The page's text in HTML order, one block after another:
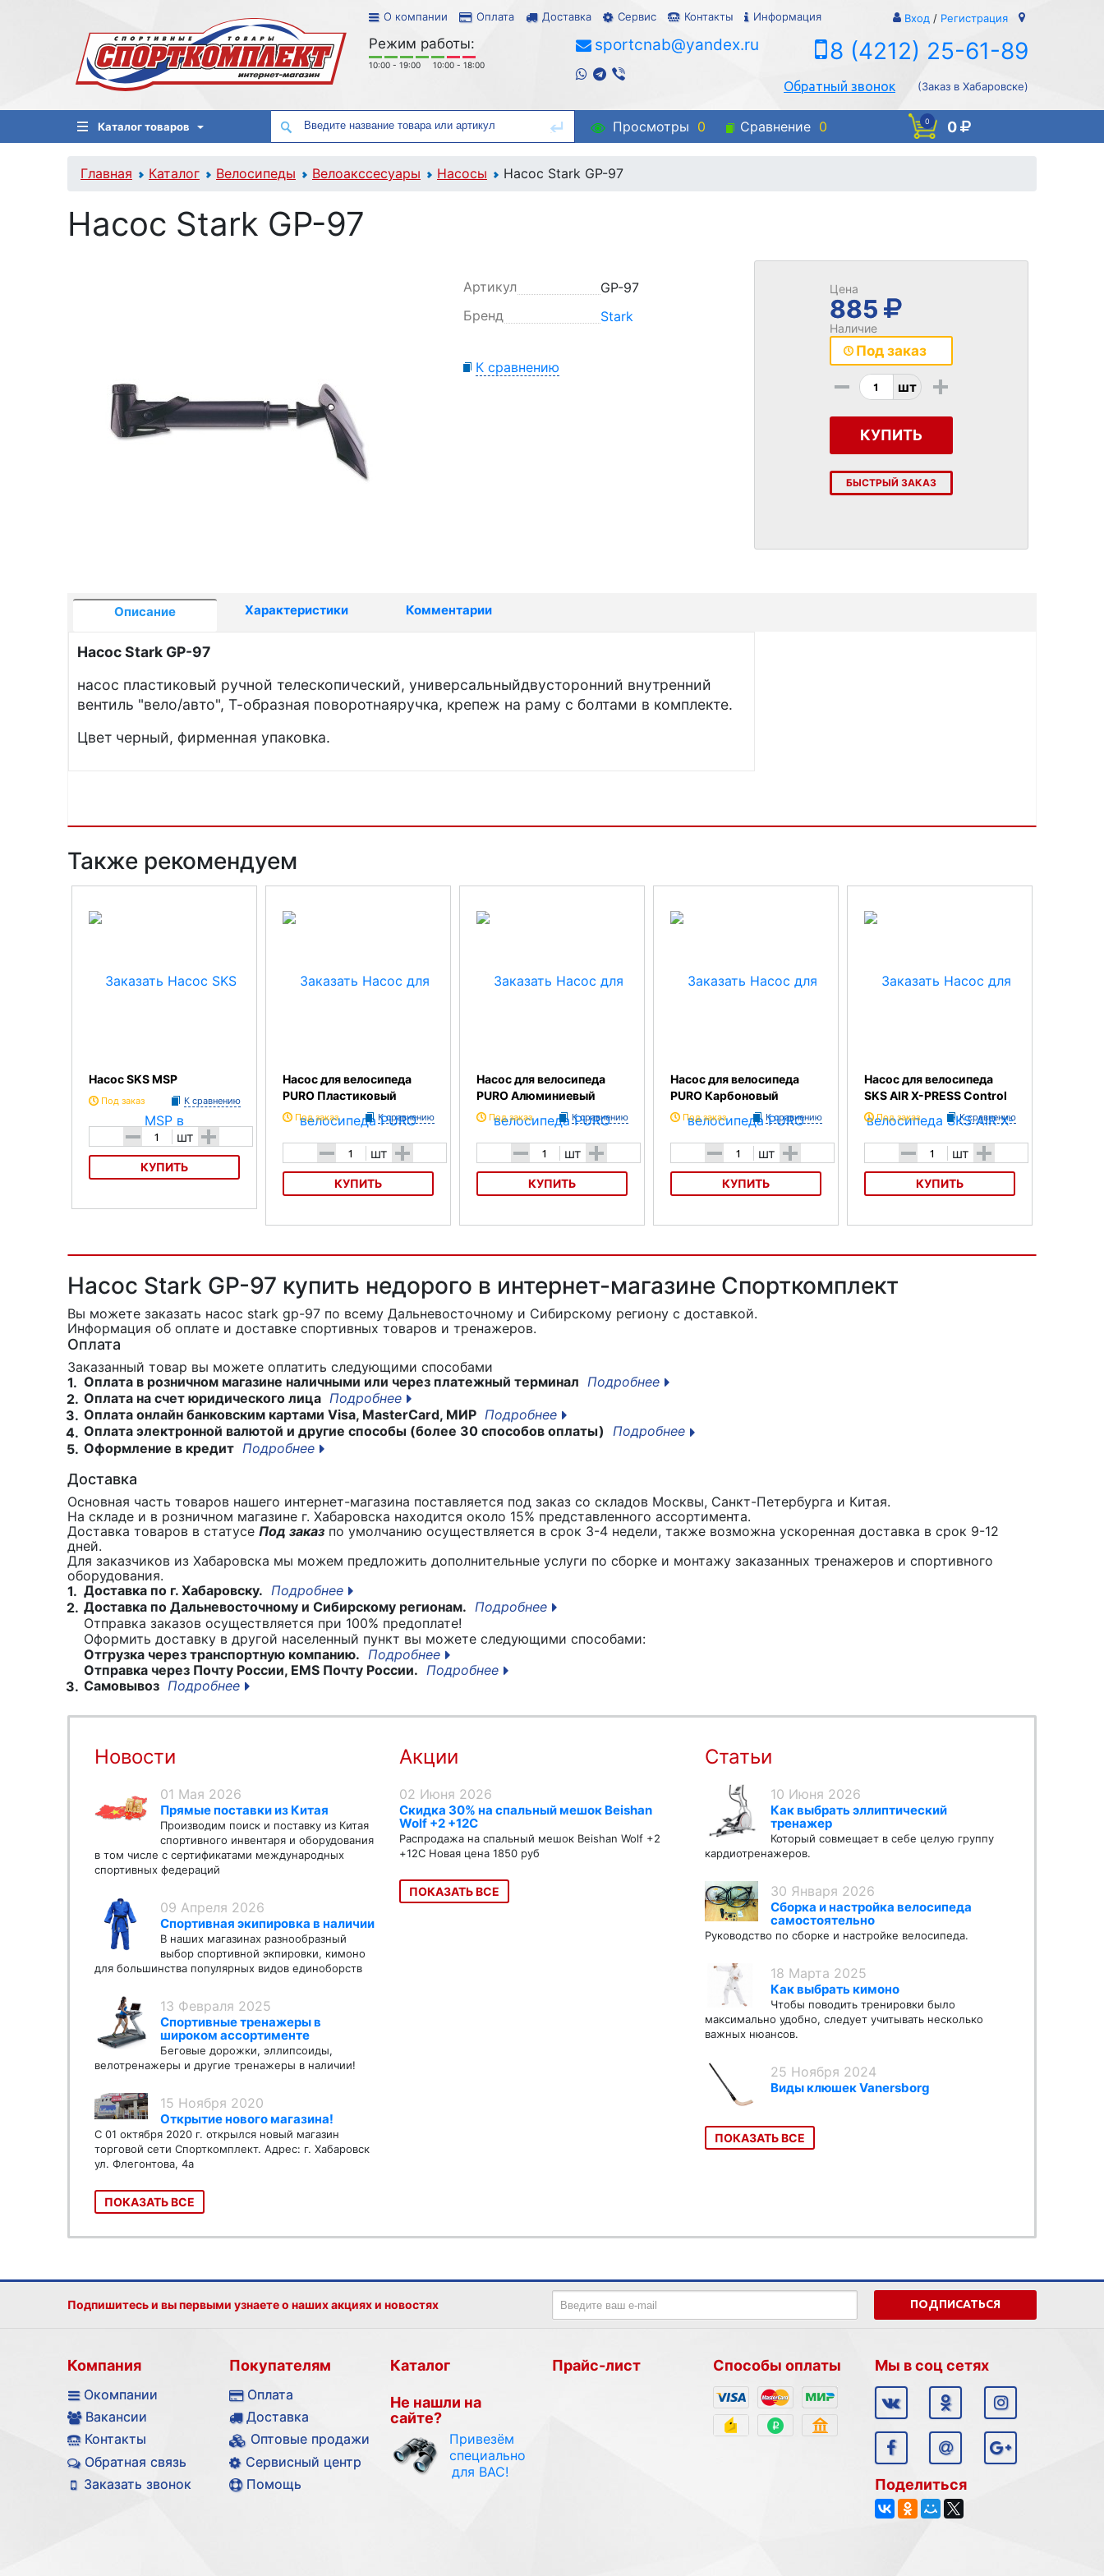
О компании Оплата Доставка Сервис Контакты Информация Вход / Регистрация
Режим работы:
10:00 - 19:00 10:00 - 18:00
sportcnab@yandex.ru 8 (4212) 25-61-89
Обратный звонок (Заказ в Хабаровске)
Каталог товаров Просмотры 0 Сравнение 0 0 0
Главная Каталог Велосипеды Велоакссесуары Насосы Насос Stark GP-97
Насос Stark GP-97
Артикул
GP-97
Бренд
Stark
К сравнению
Цена
885
Наличие
Под заказ
- шт +
КУПИТЬ
БЫСТРЫЙ ЗАКАЗ
Описание Характеристики Комментарии
Насос Stark GP-97
насос пластиковый ручной телескопический, универсальныйдвусторонний внутренний
вентиль "вело/авто", Т-образная поворотнаяручка, крепеж на раму с болтами в комплекте.
Цвет черный, фирменная упаковка.
Также рекомендуем
Насос SKS MSP
Под заказ К сравнению
- шт +
КУПИТЬ
Насос для велосипеда
PURO Пластиковый
Под заказ К сравнению
- шт +
КУПИТЬ
Насос для велосипеда
PURO Алюминиевый
Под заказ К сравнению
- шт +
КУПИТЬ
Насос для велосипеда
PURO Карбоновый
Под заказ К сравнению
- шт +
КУПИТЬ
Насос для велосипеда
SKS AIR X-PRESS Control
Под заказ К сравнению
- шт +
КУПИТЬ
Насос Stark GP-97 купить недорого в интернет-магазине Спорткомплект
Вы можете заказать насос stark gp-97 по всему Дальневосточному и Сибирскому региону с доставкой.
Информация об оплате и доставке спортивных товаров и тренажеров.
Оплата
Заказанный товар вы можете оплатить следующими способами
1. Оплата в розничном магазине наличными или через платежный терминал Подробнее
2. Оплата на счет юридического лица Подробнее
3. Оплата онлайн банковским картами Visa, MasterCard, МИР Подробнее
4. Оплата электронной валютой и другие способы (более 30 способов оплаты) Подробнее
5. Оформление в кредит Подробнее
Доставка
Основная часть товаров нашего интернет-магазина поставляется под заказ со складов Москвы, Санкт-Петербурга и Китая.
На складе и в розничном магазине г. Хабаровска находится около 15% представленного ассортимента.
Доставка товаров в статусе Под заказ по умолчанию осуществляется в срок 3-4 недели, также возможна ускоренная доставка в срок 9-12
дней.
Для заказчиков из Хабаровска мы можем предложить дополнительные услуги по сборке и монтажу заказанных тренажеров и спортивного
оборудования.
1. Доставка по г. Хабаровску. Подробнее
2. Доставка по Дальневосточному и Сибирскому регионам. Подробнее
Отправка заказов осуществляется при 100% предоплате!
Оформить доставку в другой населенный пункт вы можете следующими способами:
Отгрузка через транспортную компанию. Подробнее
Отправка через Почту России, EMS Почту России. Подробнее
3. Самовывоз Подробнее
Новости
01 Мая 2026
Прямые поставки из Китая
Производим поиск и поставку из Китая
спортивного инвентаря и оборудования
в том числе с сертификатами международных
спортивных федераций
09 Апреля 2026
Спортивная экипировка в наличии
В наших магазинах разнообразный
выбор спортивной экпировки, кимоно
для большинства популярных видов единоборств
13 Февраля 2025
Спортивные тренажеры в
широком ассортименте
Беговые дорожки, эллипсоиды,
велотренажеры и другие тренажеры в наличии!
15 Ноября 2020
Открытие нового магазина!
С 01 октября 2020 г. открылся новый магазин
торговой сети Спорткомплект. Адрес: г. Хабаровск
ул. Флегонтова, 4а
ПОКАЗАТЬ ВСЕ
Акции
02 Июня 2026
Скидка 30% на спальный мешок Beishan
Wolf +2 +12C
Распродажа на спальный мешок Beishan Wolf +2
+12C Новая цена 1850 руб
ПОКАЗАТЬ ВСЕ
Статьи
10 Июня 2026
Как выбрать эллиптический
тренажер
Который совмещает в себе целую группу
кардиотренажеров.
30 Января 2026
Сборка и настройка велосипеда
самостоятельно
Руководство по сборке и настройке велосипеда.
18 Марта 2025
Как выбрать кимоно
Чтобы поводить тренировки было
максимально удобно, следует учитывать несколько
важных нюансов.
25 Ноября 2024
Виды клюшек Vanersborg
ПОКАЗАТЬ ВСЕ
Подпишитесь и вы первыми узнаете о наших акциях и новостях ПОДПИСАТЬСЯ
Компания
Окомпании
Вакансии
Контакты
Обратная связь
Заказать звонок
Покупателям
Оплата
Доставка
Оптовые продажи
Сервисный центр
Помощь
Каталог
Не нашли на
сайте?
Привезём
специально
для ВАС!
Прайс-лист Способы оплаты Мы в соц сетях
Поделиться